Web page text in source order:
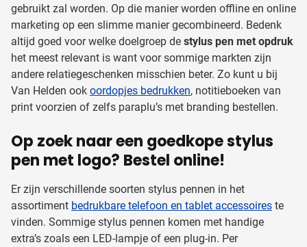
gebruikt zal worden. Op die manier worden offline en online
marketing op een slimme manier gecombineerd. Bedenk
altijd goed voor welke doelgroep de stylus pen met opdruk
het meest relevant is want voor sommige markten zijn
andere relatiegeschenken misschien beter. Zo kunt u bij
Van Helden ook oordopjes bedrukken, notitieboeken van
print voorzien of zelfs paraplu’s met branding bestellen.
Op zoek naar een goedkope stylus
pen met logo? Bestel online!
Er zijn verschillende soorten stylus pennen in het
assortiment bedrukbare telefoon en tablet accessoires te
vinden. Sommige stylus pennen komen met handige
extra’s zoals een LED-lampje of een plug-in. Per